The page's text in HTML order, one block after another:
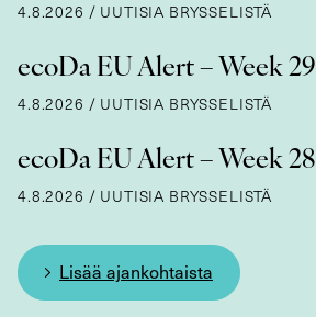
4.8.2026 / UUTISIA BRYSSELISTÄ
ecoDa EU Alert – Week 29
4.8.2026 / UUTISIA BRYSSELISTÄ
ecoDa EU Alert – Week 28
4.8.2026 / UUTISIA BRYSSELISTÄ
Lisää ajankohtaista